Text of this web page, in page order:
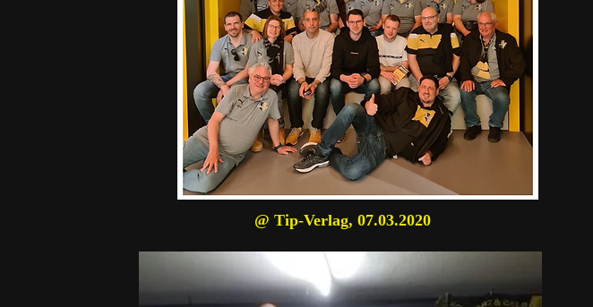
@ Tip-Verlag, 07.03.2020